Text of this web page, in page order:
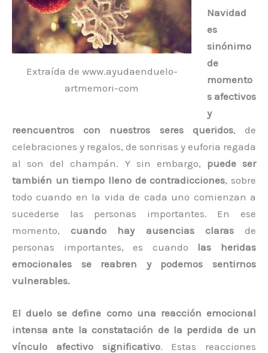
Extraída de www.ayudaenduelo-
artmemori-com
Navidad
es
sinónimo
de
momento
s afectivos
y
reencuentros con nuestros seres queridos, de
celebraciones y regalos, de sonrisas y euforia regada
al son del champán. Y sin embargo, puede ser
también un tiempo lleno de contradicciones, sobre
todo cuando en la vida de cada uno comienzan a
sucederse las personas importantes. En ese
momento,cuando hay ausencias clarasde
personas importantes, es cuando las heridas
emocionales se reabren y podemos sentirnos
vulnerables.
El duelo se define como una reacción emocional
intensa ante la constatación de la perdida de un
vínculo afectivo significativo. Estas reacciones